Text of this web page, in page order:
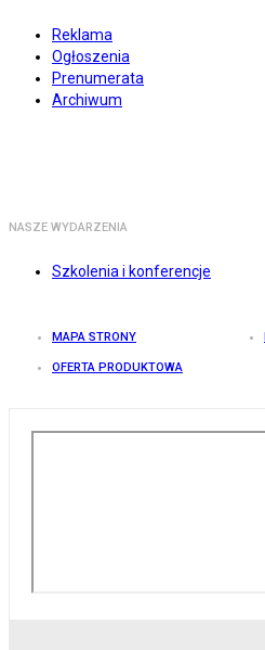
Reklama
Ogłoszenia
Prenumerata
Archiwum
NASZE WYDARZENIA
Szkolenia i konferencje
MAPA STRONY
OFERTA PRODUKTOWA